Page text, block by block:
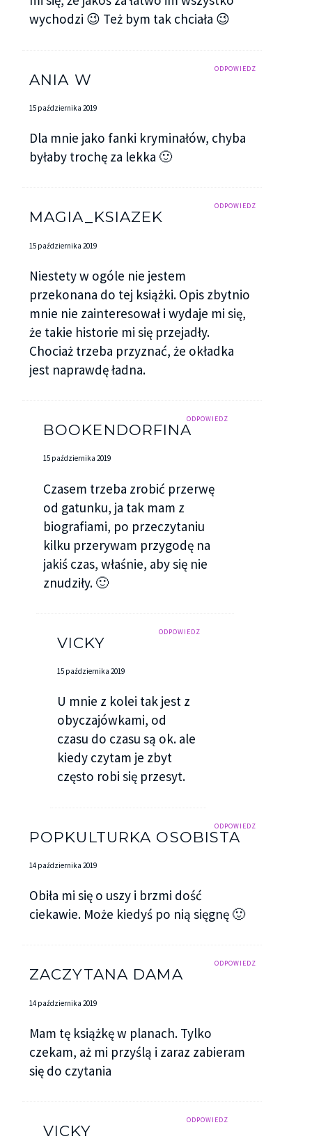
wychodzi 😉 Też bym tak chciała 😉
ODPOWIEDZ
ANIA W
15 października 2019
Dla mnie jako fanki kryminałów, chyba
byłaby trochę za lekka 🙂
ODPOWIEDZ
MAGIA_KSIAZEK
15 października 2019
Niestety w ogóle nie jestem
przekonana do tej książki. Opis zbytnio
mnie nie zainteresował i wydaje mi się,
że takie historie mi się przejadły.
Chociaż trzeba przyznać, że okładka
jest naprawdę ładna.
ODPOWIEDZ
BOOKENDORFINA
15 października 2019
Czasem trzeba zrobić przerwę
od gatunku, ja tak mam z
biografiami, po przeczytaniu
kilku przerywam przygodę na
jakiś czas, właśnie, aby się nie
znudziły. 🙂
ODPOWIEDZ
VICKY
15 października 2019
U mnie z kolei tak jest z
obyczajówkami, od
czasu do czasu są ok. ale
kiedy czytam je zbyt
często robi się przesyt.
ODPOWIEDZ
POPKULTURKA OSOBISTA
14 października 2019
Obiła mi się o uszy i brzmi dość
ciekawie. Może kiedyś po nią sięgnę 🙂
ODPOWIEDZ
ZACZYTANA DAMA
14 października 2019
Mam tę książkę w planach. Tylko
czekam, aż mi przyślą i zaraz zabieram
się do czytania
ODPOWIEDZ
VICKY